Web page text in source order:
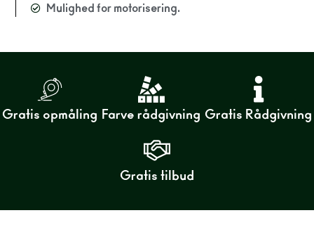
Mulighed for motorisering.
Gratis opmåling Farve rådgivning Gratis Rådgivning
Gratis tilbud